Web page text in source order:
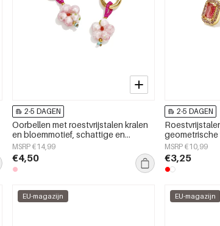
2-5 DAGEN
Oorbellen met roestvrijstalen kralen
en bloemmotief, schattige en
eenvoudige serie, damessieraden.
MSRP €14,99
€4,50
2-5 DAGEN
geometrische
alledaagse
MSRP €10,99
€3,25
EU-magazijn EU-magazijn